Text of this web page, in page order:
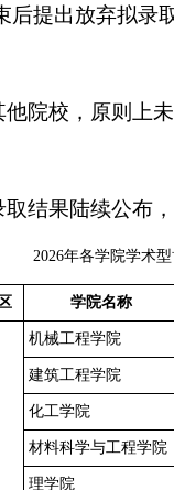
后提出放弃拟录
院校，原则上
结果陆续公布
2026年各学院学术
学院名称
机械工程学院
建筑工程学院
化工学院
材料科学与工程学院
理学院